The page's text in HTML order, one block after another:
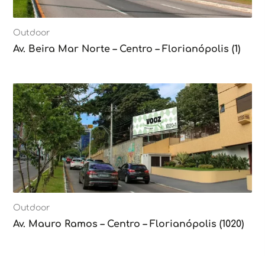
Outdoor
Av. Beira Mar Norte – Centro – Florianópolis (1)
Outdoor
Av. Mauro Ramos – Centro – Florianópolis (1020)